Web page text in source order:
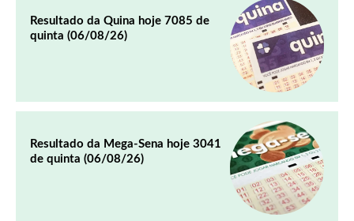
Resultado da Quina hoje 7085 de
quinta (06/08/26)
Resultado da Mega-Sena hoje 3041
de quinta (06/08/26)